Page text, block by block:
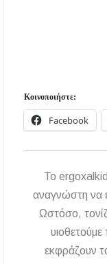
Κοινοποιήστε:
Facebook
To
αναγνώστη να
Ωστόσο,
εκφράζουν